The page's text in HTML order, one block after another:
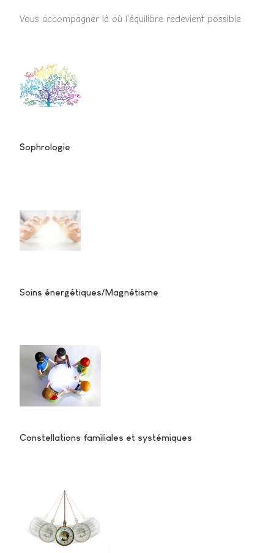
Vous accompagner là où l'équilibre redevient possible
Sophrologie
Soins énergétiques/Magnétisme
Constellations familiales et systémiques